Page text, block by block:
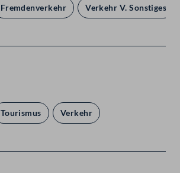
Fremdenverkehr Verkehr V. Sonstiges
Tourismus Verkehr